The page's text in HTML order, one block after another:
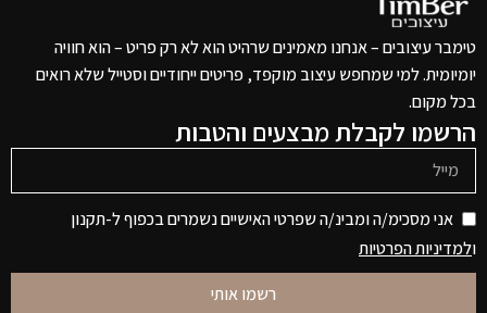
טימבר עיצובים – אנחנו מאמינים שרהיט הוא לא רק פריט – הוא חוויה
יומיומית. למי שמחפש עיצוב מוקפד, פריטים ייחודיים וסטייל שלא רואים
בכל מקום.
הרשמו לקבלת מבצעים והטבות
אני מסכימ/ה ומבינ/ה שפרטי האישיים נשמרים בכפוף ל-תקנון
ולמדיניות הפרטיות
רשמו אותי